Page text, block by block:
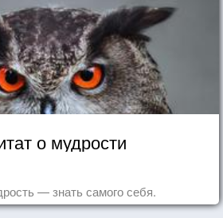
о мудрости
— знать самого себя.